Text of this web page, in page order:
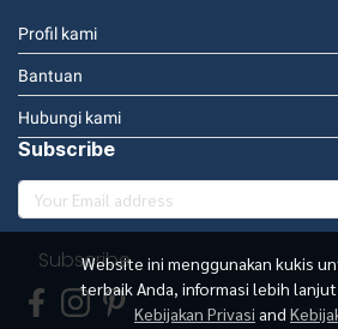
Website ini menggunakan kukis
terbaik Anda, informasi lebih
Kebijakan Privasi and
Profil kami
Bantuan
Hubungi kami
Subscribe
Subscribe